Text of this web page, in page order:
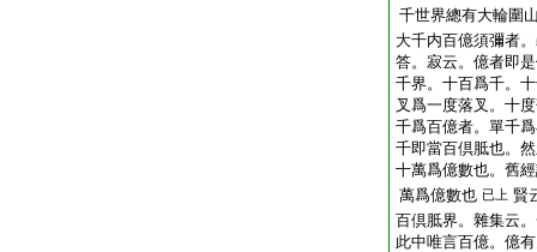
千世界總有大輪圍
大千内百億須彌者
答。寂云。億者即
千界。十百爲千。
叉爲一度落叉。十
千爲百億者。單千
千即當百倶胝也。
十萬爲億數也。舊
萬爲億數也 已上 賢
百倶胝界。雜集云
此中唯言百億。億